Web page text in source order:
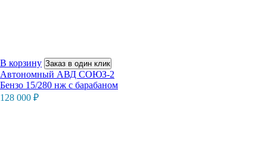
В корзину Заказ в один клик
Автономный АВД СОЮЗ-2
Бензо 15/280 нж с барабаном
128 000 ₽